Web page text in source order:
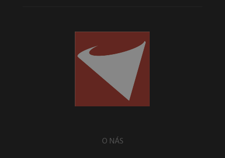
O NÁS